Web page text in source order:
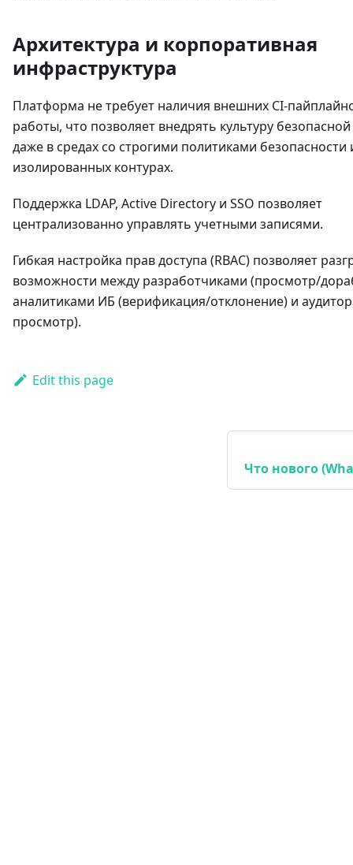
Архитектура и корпоративная
инфраструктура
Платформа не требует наличия внешних CI-
работы, что позволяет внедрять культуру
даже в средах со строгими политиками безопасности
изолированных контурах.
Поддержка LDAP, Active Directory и SSO позволяет
централизованно управлять учетными записями.
Гибкая настройка прав доступа (RBAC) позволяет
возможности между разработчиками (просмотр/
аналитиками ИБ (верификация/отклонение) и
просмотр).
Edit this page
Что нового